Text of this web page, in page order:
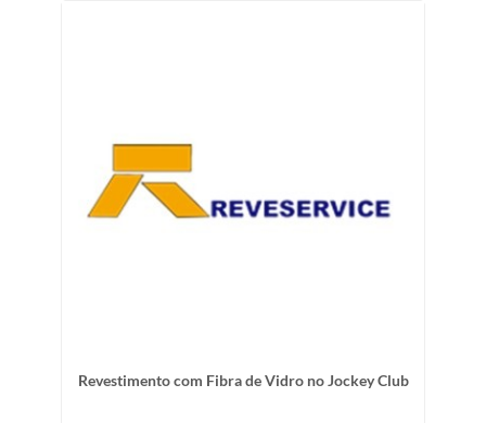
Revestimento com Fibra de Vidro no Jockey Club